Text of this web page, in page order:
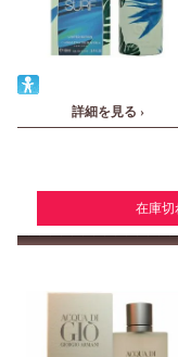
詳細を見る ›
在庫切